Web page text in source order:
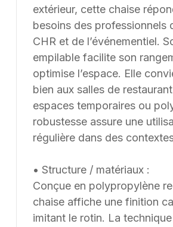
les besoins du client. Nous pouvons
développer des solutions sur
feuille blanche, chaque projet
ajusté selon les contraintes et les
extérieur, cette chaise
besoins des professionnels
CHR et de l’événementiel.
empilable facilite son
optimise l’espace. Elle
bien aux salles de restaurant
espaces temporaires ou
robustesse assure une
régulière dans des
• Structure / matériaux :
Conçue en polypropylène
chaise affiche une finition
imitant le rotin. La